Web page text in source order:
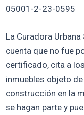
05001-2-23-0595
La Curadora
cuenta que no fue
certificado, cita a
inmuebles objeto
construcción en la
se hagan parte y